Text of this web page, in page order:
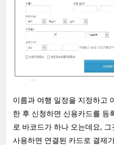
이름과 여행 일정을 지정하고
한 후 신청하면 신용카드를 등
로 바코드가 하나 오는데요,
사용하면 연결된 카드로 결제